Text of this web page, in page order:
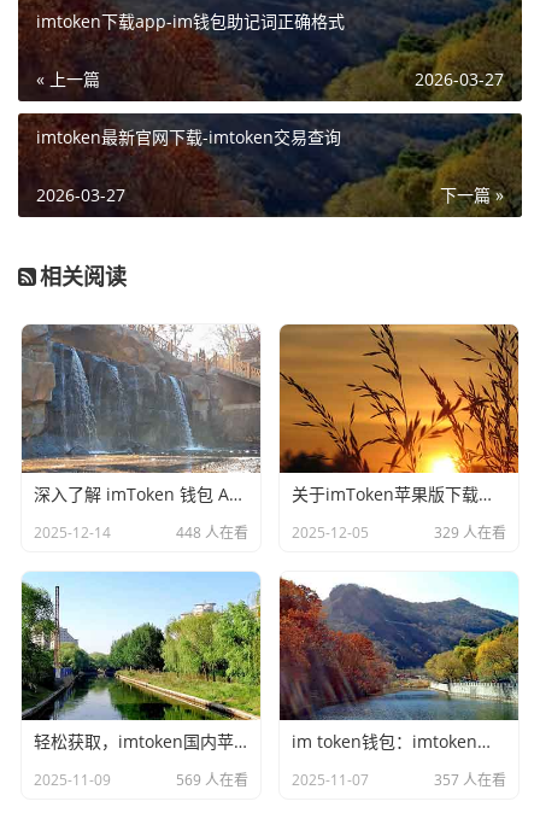
imtoken下载app-im钱包助记词正确格式
« 上一篇 2026-03-27
imtoken最新官网下载-imtoken交易查询
下一篇 »
2026-03-27
相关阅读
深入了解 imToken 钱包 App 下载（苹果版）
2025-12-14 448 人在看
关于imToken苹果版下载的相关探讨
2025-12-05 329 人在看
轻松获取，imtoken国内苹果版下载教程：imtoken苹果版下载2.0
2025-11-09 569 人在看
im token钱包：imtoken国内苹果版下载教程
2025-11-07 357 人在看